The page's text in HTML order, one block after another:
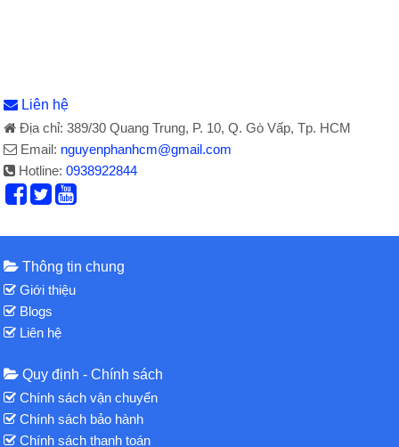
Liên hệ
Địa chỉ: 389/30 Quang Trung, P. 10, Q. Gò Vấp, Tp. HCM
Email: nguyenphanhcm@gmail.com
Hotline:0938922844
Thông tin chung
Giới thiệu
Blogs
Liên hệ
Quy định - Chính sách
Chính sách vận chuyển
Chính sách bảo hành
Chính sách thanh toán